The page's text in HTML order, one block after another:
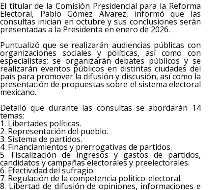
El titular de la Comisión Presidencial para la Reforma
Electoral, Pablo Gómez Álvarez, informó que las
consultas inician en octubre y sus conclusiones serán
presentadas a la Presidenta en enero de 2026.
Puntualizó que se realizarán audiencias públicas con
organizaciones sociales y políticas, así como con
especialistas; se organizarán debates públicos y se
realizarán eventos públicos en distintas ciudades del
país para promover la difusión y discusión, así como la
presentación de propuestas sobre el sistema electoral
mexicano.
Detalló que durante las consultas se abordarán 14
temas:
1. Libertades políticas.
2. Representación del pueblo.
3. Sistema de partidos.
4. Financiamientos y prerrogativas de partidos.
5. Fiscalización de ingresos y gastos de partidos,
candidatos y campañas electorales y preelectorales.
6. Efectividad del sufragio.
7. Regulación de la competencia político-electoral.
8. Libertad de difusión de opiniones, informaciones e